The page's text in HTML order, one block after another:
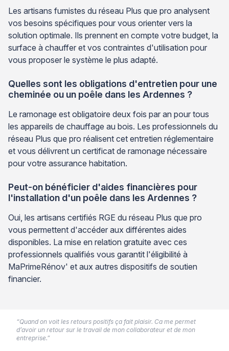
Les artisans fumistes du réseau Plus que pro analysent
vos besoins spécifiques pour vous orienter vers la
solution optimale. Ils prennent en compte votre budget, la
surface à chauffer et vos contraintes d'utilisation pour
vous proposer le système le plus adapté.
Quelles sont les obligations d'entretien pour une
cheminée ou un poêle dans les Ardennes ?
Le ramonage est obligatoire deux fois par an pour tous
les appareils de chauffage au bois. Les professionnels du
réseau Plus que pro réalisent cet entretien réglementaire
et vous délivrent un certificat de ramonage nécessaire
pour votre assurance habitation.
Peut-on bénéficier d'aides financières pour
l'installation d'un poêle dans les Ardennes ?
Oui, les artisans certifiés RGE du réseau Plus que pro
vous permettent d'accéder aux différentes aides
disponibles. La mise en relation gratuite avec ces
professionnels qualifiés vous garantit l'éligibilité à
MaPrimeRénov' et aux autres dispositifs de soutien
financier.
“Quand on voit les retours positifs ça fait plaisir. Ca me permet
d’avoir un retour sur le travail de mon collaborateur et de mon
entreprise.”